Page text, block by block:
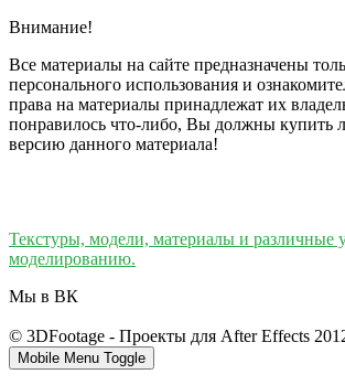
Внимание!
Все материалы на сайте предназначены
персонального использования и
права на материалы принадлежат их
понравилось что-либо, Вы должны купить
версию данного материала!
Текстуры, модели, материалы и различные
моделированию.
Мы в ВК
© 3DFootage - Проекты для After
Mobile Menu Toggle